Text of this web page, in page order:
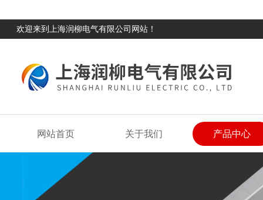
欢迎来到上海润柳电气有限公司网站！
网站首页 关于我们 产品中心